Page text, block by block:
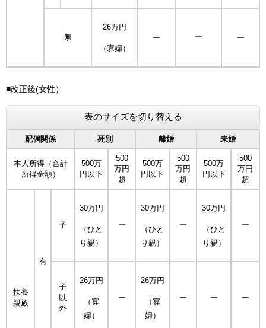
無
26万円
（寡婦）
ー ー ー
■改正後(女性）
表のサイズを切り替える
配偶関係 死別 離婚 未婚
本人所得（合計
所得金額）
500万
円以下
500
万円
超
500万
円以下
500
万円
超
500万
円以下
500
万円
超
扶養
親族
有
子
30万円
（ひと
り親）
ー
30万円
（ひと
り親）
ー
30万円
（ひと
り親）
ー
子
以
外
26万円
（寡
婦）
ー
26万円
（寡
婦）
ー ー ー